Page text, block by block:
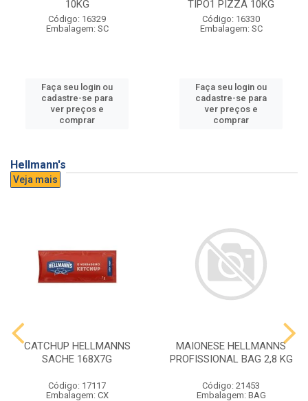
10KG
Código: 16329
Embalagem: SC
Faça seu login ou
cadastre-se para
ver preços e
comprar
TIPO1 PIZZA 10KG
Código: 16330
Embalagem: SC
Faça seu login ou
cadastre-se para
ver preços e
comprar
Hellmann's
Veja mais
CATCHUP HELLMANNS
SACHE 168X7G
Código: 17117
Embalagem: CX
MAIONESE HELLMANNS
PROFISSIONAL BAG 2,8 KG
Código: 21453
Embalagem: BAG